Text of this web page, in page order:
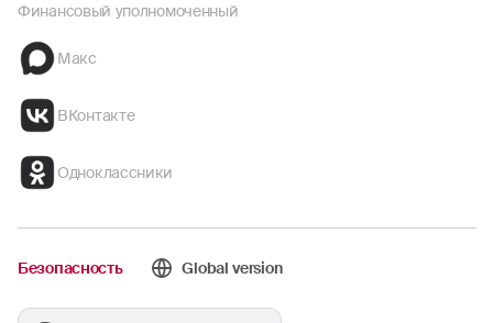
Финансовый уполномоченный
Макс
ВКонтакте
Одноклассники
Безопасность Global version